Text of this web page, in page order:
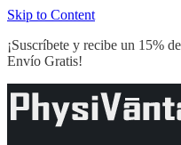
Skip to Content
¡Suscríbete y recibe un 15%
Envío Gratis!